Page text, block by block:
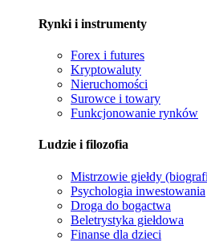
Rynki i instrumenty
Forex i futures
Kryptowaluty
Nieruchomości
Surowce i towary
Funkcjonowanie rynków
Ludzie i filozofia
Mistrzowie giełdy
Psychologia inwestowania
Droga do bogactwa
Beletrystyka giełdowa
Finanse dla dzieci